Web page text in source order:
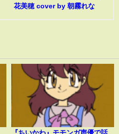
花美穂 cover by 朝霧れな